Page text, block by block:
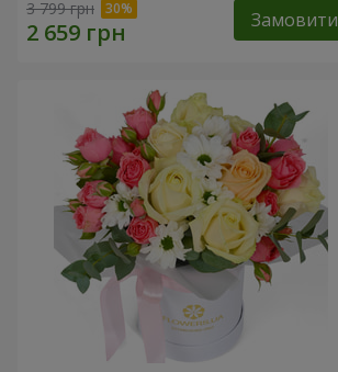
3 799 грн Замовити